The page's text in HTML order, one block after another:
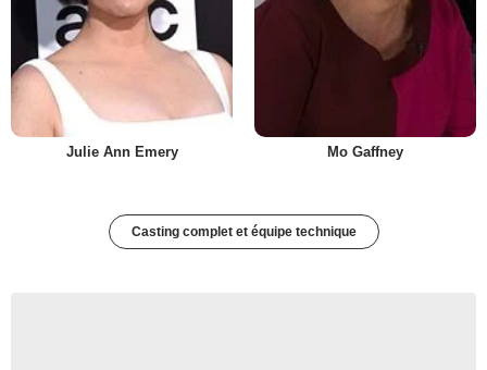
Julie Ann Emery Mo Gaffney
Casting complet et équipe technique